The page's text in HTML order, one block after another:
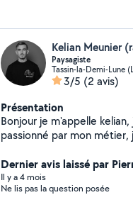
Paysagiste
Tassin-la-Demi-Lune
3/5 (2 avis)
Présentation
Bonjour je m'appelle
passionné par mon
jardins.
Dernier avis laissé par
Il y a 4 mois
Ne lis pas la question posée